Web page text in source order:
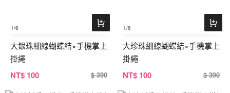
1/6
大銀珠細線蝴蝶結×手機掌上
掛繩
NT$ 100 $ 390
1/6
大珍珠細線蝴蝶結×手機掌上
掛繩
NT$ 100 $ 390